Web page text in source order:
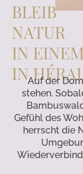
BLEIB
NATUR
IN
INAuf der
stehen.
Gefühl des
herrscht die